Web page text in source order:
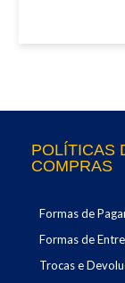
POLÍTICAS
COMPRAS
Formas de
Formas de
Trocas e